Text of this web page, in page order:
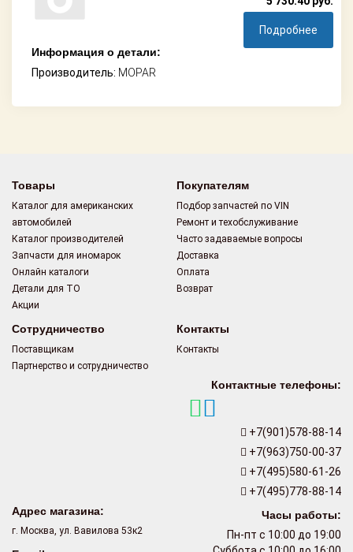
Информация о детали:
Производитель: MOPAR
Подробнее
Товары
Каталог для американских
автомобилей
Каталог производителей
Запчасти для иномарок
Онлайн каталоги
Детали для ТО
Акции
Покупателям
Подбор запчастей по VIN
Ремонт и техобслуживание
Часто задаваемые вопросы
Доставка
Оплата
Возврат
Сотрудничество
Поставщикам
Партнерство и сотрудничество
Контакты
Контакты
Контактные телефоны:
+7(901)578-88-14
+7(963)750-00-37
+7(495)580-61-26
+7(495)778-88-14
Часы работы:
Пн-пт с 10:00 до 19:00
Адрес магазина:
г. Москва, ул. Вавилова 53к2